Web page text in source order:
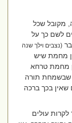
שכל
לשם כך על
(נצבים וילך שנה
שיש
מחמת טרחא
תורה
בכך ברכה
עולים